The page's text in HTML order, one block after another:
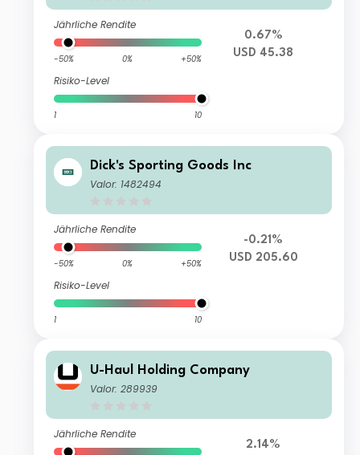
Jährliche Rendite
-50% 0% +50%
Risiko-Level
1 10
0.67%
USD 45.38
Dick's Sporting Goods Inc
Valor: 1482494
Jährliche Rendite
-50% 0% +50%
Risiko-Level
1 10
-0.21%
USD 205.60
U-Haul Holding Company
Valor: 289939
Jährliche Rendite
2.14%